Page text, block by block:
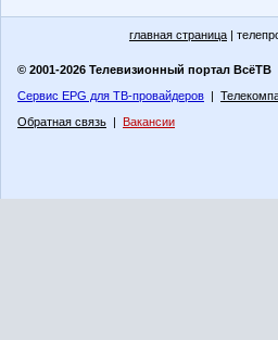
главная страница |
© 2001-2026 Телевизионный портал ВсёТВ
Сервис EPG для ТВ-провайдеров |
Обратная связь | Вакансии